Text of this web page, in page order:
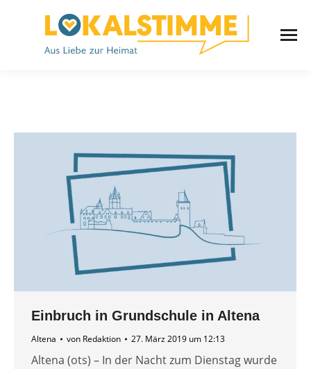
Einbruch in Grundschule in Altena
Altena von Redaktion 27. März 2019 um 12:13
Altena (ots) – In der Nacht zum Dienstag wurde